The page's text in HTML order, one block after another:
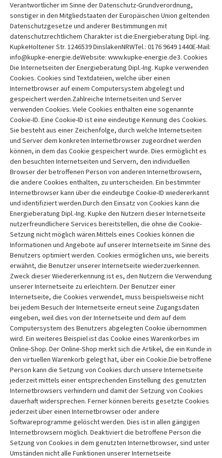
Verantwortlicher im Sinne der Datenschutz-Grundverordnung,
sonstiger in den Mitgliedstaaten der Europäischen Union geltenden
Datenschutzgesetze und anderer Bestimmungen mit
datenschutzrechtlichem Charakter ist die:Energieberatung Dipl.-Ing.
KupkeHoltener Str. 1246539 DinslakenNRWTel.: 0176 9649 1440E-Mail:
info@kupke-energie.deWebsite: www.kupke-energie.de3. Cookies
Die Internetseiten der Energieberatung Dipl.-Ing. Kupke verwenden
Cookies. Cookies sind Textdateien, welche über einen
Internetbrowser auf einem Computersystem abgelegt und
gespeichert werden.Zahlreiche Internetseiten und Server
verwenden Cookies. Viele Cookies enthalten eine sogenannte
Cookie-ID. Eine Cookie-ID ist eine eindeutige Kennung des Cookies.
Sie besteht aus einer Zeichenfolge, durch welche Internetseiten
und Server dem konkreten Internetbrowser zugeordnet werden
können, in dem das Cookie gespeichert wurde. Dies ermöglicht es
den besuchten Internetseiten und Servern, den individuellen
Browser der betroffenen Person von anderen Internetbrowsern,
die andere Cookies enthalten, zu unterscheiden. Ein bestimmter
Internetbrowser kann über die eindeutige Cookie-ID wiedererkannt
und identifiziert werden.Durch den Einsatz von Cookies kann die
Energieberatung Dipl.-Ing. Kupke den Nutzern dieser Internetseite
nutzerfreundlichere Services bereitstellen, die ohne die Cookie-
Setzung nicht möglich wären.Mittels eines Cookies können die
Informationen und Angebote auf unserer Internetseite im Sinne des
Benutzers optimiert werden. Cookies ermöglichen uns, wie bereits
erwähnt, die Benutzer unserer Internetseite wiederzuerkennen.
Zweck dieser Wiedererkennung ist es, den Nutzern die Verwendung
unserer Internetseite zu erleichtern. Der Benutzer einer
Internetseite, die Cookies verwendet, muss beispielsweise nicht
bei jedem Besuch der Internetseite erneut seine Zugangsdaten
eingeben, weil dies von der Internetseite und dem auf dem
Computersystem des Benutzers abgelegten Cookie übernommen
wird. Ein weiteres Beispiel ist das Cookie eines Warenkorbes im
Online-Shop. Der Online-Shop merkt sich die Artikel, die ein Kunde in
den virtuellen Warenkorb gelegt hat, über ein Cookie.Die betroffene
Person kann die Setzung von Cookies durch unsere Internetseite
jederzeit mittels einer entsprechenden Einstellung des genutzten
Internetbrowsers verhindern und damit der Setzung von Cookies
dauerhaft widersprechen. Ferner können bereits gesetzte Cookies
jederzeit über einen Internetbrowser oder andere
Softwareprogramme gelöscht werden. Dies ist in allen gängigen
Internetbrowsern möglich. Deaktiviert die betroffene Person die
Setzung von Cookies in dem genutzten Internetbrowser, sind unter
Umständen nicht alle Funktionen unserer Internetseite